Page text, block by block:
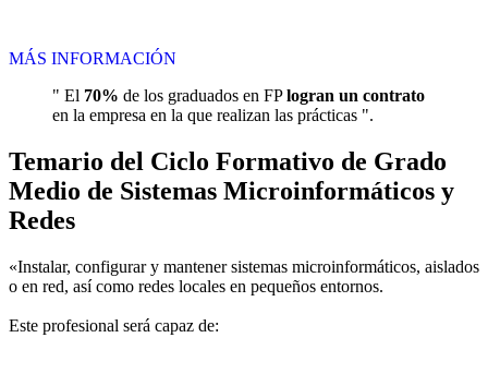
MÁS INFORMACIÓN
" El 70% de los graduados en FPlogran un contrato
en la empresa en la que realizan las prácticas ".
Temario del Ciclo Formativo de Grado
Medio de Sistemas Microinformáticos y
Redes
«Instalar, configurar y mantener sistemas microinformáticos, aislados
o en red, así como redes locales en pequeños entornos.
Este profesional será capaz de: